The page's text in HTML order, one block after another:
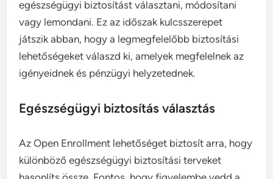
egészségügyi biztosítást választani, módosítani
vagy lemondani. Ez az időszak kulcsszerepet
játszik abban, hogy a legmegfelelőbb biztosítási
lehetőségeket válaszd ki, amelyek megfelelnek az
igényeidnek és pénzügyi helyzetednek.
Egészségügyi biztosítás választás
Az Open Enrollment lehetőséget biztosít arra, hogy
különböző egészségügyi biztosítási terveket